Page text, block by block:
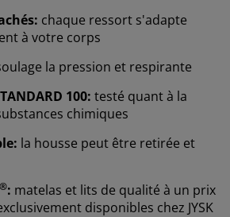
chaque ressort s'adapte
à votre corps
la pression et respirante
100: testé quant à la
chimiques
la housse peut être retirée et
®: matelas et lits de qualité à un prix
disponibles chez JYSK